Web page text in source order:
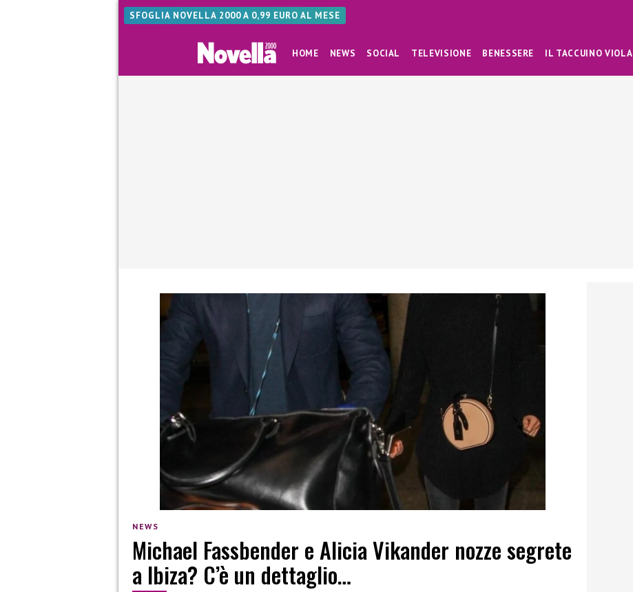
SFOGLIA NOVELLA 2000 A 0,99 EURO AL MESE
HOME NEWS SOCIAL TELEVISIONE BENESSERE IL TACCUINO VIOLA
NEWS
Michael Fassbender e Alicia Vikander nozze segrete
a Ibiza? C’è un dettaglio…